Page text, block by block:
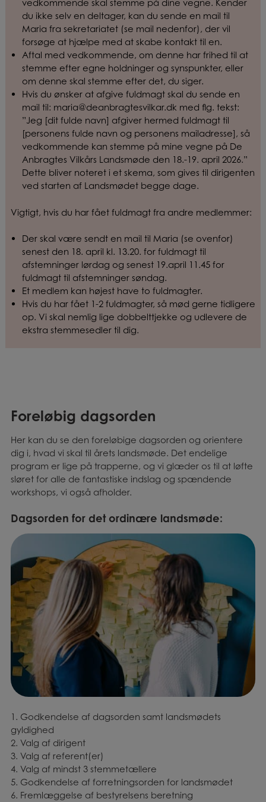
vedkommende skal stemme på dine vegne. Kender
du ikke selv en deltager, kan du sende en mail til
Maria fra sekretariatet (se mail nedenfor), der vil
forsøge at hjælpe med at skabe kontakt til en.
Aftal med vedkommende, om denne har frihed til at
stemme efter egne holdninger og synspunkter, eller
om denne skal stemme efter det, du siger.
Hvis du ønsker at afgive fuldmagt skal du sende en
mail til: maria@deanbragtesvilkar.dk med flg. tekst:
”Jeg [dit fulde navn] afgiver hermed fuldmagt til
[personens fulde navn og personens mailadresse], så
vedkommende kan stemme på mine vegne på De
Anbragtes Vilkårs Landsmøde den 18.-19. april 2026.”
Dette bliver noteret i et skema, som gives til dirigenten
ved starten af Landsmødet begge dage.
Vigtigt, hvis du har fået fuldmagt fra andre medlemmer:
Der skal være sendt en mail til Maria (se ovenfor)
senest den 18. april kl. 13.20. for fuldmagt til
afstemninger lørdag og senest 19.april 11.45 for
fuldmagt til afstemninger søndag.
Et medlem kan højest have to fuldmagter.
Hvis du har fået 1-2 fuldmagter, så mød gerne tidligere
op. Vi skal nemlig lige dobbelttjekke og udlevere de
ekstra stemmesedler til dig.
Foreløbig dagsorden
Her kan du se den foreløbige dagsorden og orientere
dig i, hvad vi skal til årets landsmøde. Det endelige
program er lige på trapperne, og vi glæder os til at løfte
sløret for alle de fantastiske indslag og spændende
workshops, vi også afholder.
Dagsorden for det ordinære landsmøde:
1. Godkendelse af dagsorden samt landsmødets
gyldighed
2. Valg af dirigent
3. Valg af referent(er)
4. Valg af mindst 3 stemmetællere
5. Godkendelse af forretningsorden for landsmødet
6. Fremlæggelse af bestyrelsens beretning